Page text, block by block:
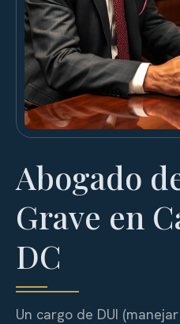
Abogado
Grave en
DC
Un cargo de DUI